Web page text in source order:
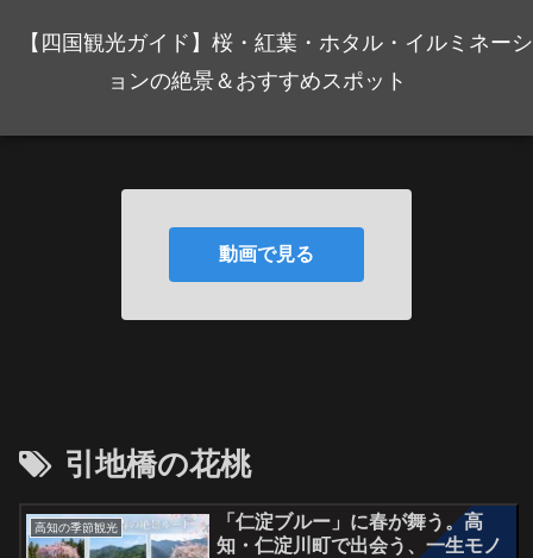
【四国観光ガイド】桜・紅葉・ホタル・イルミネーシ
ョンの絶景＆おすすめスポット
動画で見る
引地橋の花桃
高知の季節観光
「仁淀ブルー」に春が舞う。高
知・仁淀川町で出会う、一生モノ